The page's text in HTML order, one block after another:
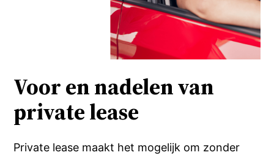
Voor en nadelen van
private lease
Private lease maakt het mogelijk om zonder